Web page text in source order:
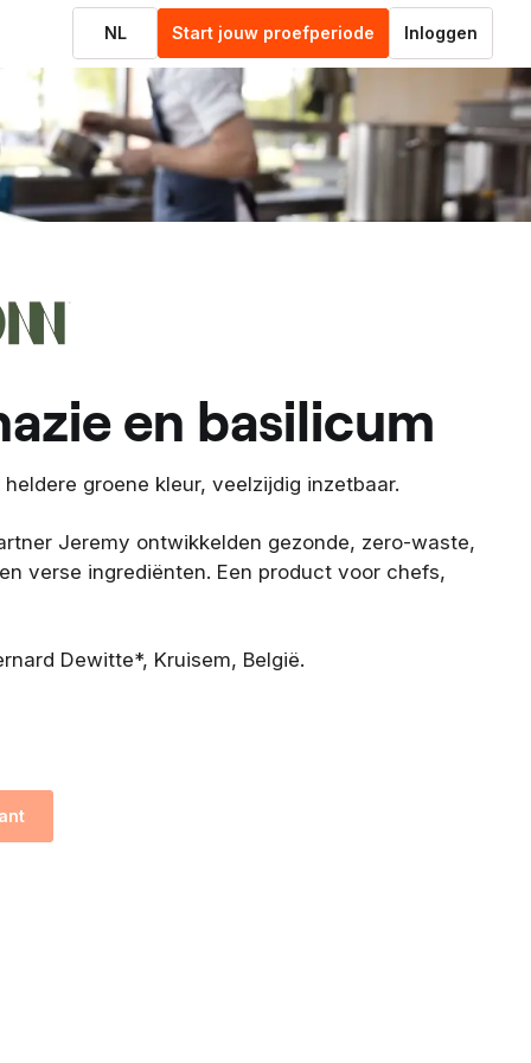
NL Start jouw proefperiode Inloggen
en basilicum
groene kleur, veelzijdig inzetbaar.
Jeremy ontwikkelden gezonde, zero-waste,
verse ingrediënten. Een product voor chefs,
Dewitte*, Kruisem, België.